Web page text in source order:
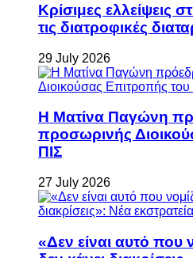
Κρίσιμες ελλείψεις
τις διατροφικές
29 July 2026
Η Ματίνα Παγώνη
προσωρινής
ΠΙΣ
27 July 2026
«Δεν είναι αυτό που